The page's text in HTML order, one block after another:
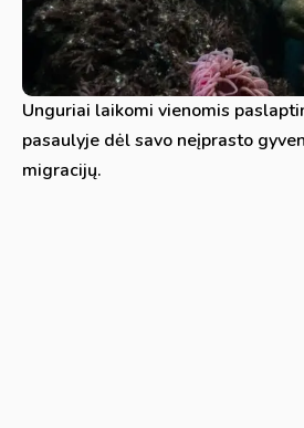
Unguriai laikomi vienomis
pasaulyje dėl savo neįprasto
migracijų.